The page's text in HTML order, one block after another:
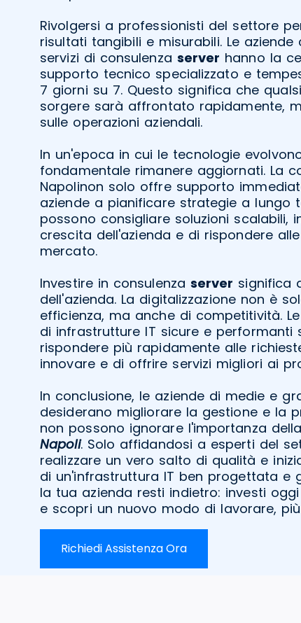
Rivolgersi a professionisti del settore
risultati tangibili e misurabili. Le
servizi di consulenza server hanno la
supporto tecnico specializzato e
7 giorni su 7. Questo significa che
sorgere sarà affrontato rapidamente,
sulle operazioni aziendali.
In un'epoca in cui le tecnologie
fondamentale rimanere aggiornati. La
Napolinon solo offre supporto
aziende a pianificare strategie a lungo
possono consigliare soluzioni scalabili,
crescita dell'azienda e di rispondere
mercato.
Investire in consulenza server significa
dell'azienda. La digitalizzazione non è
efficienza, ma anche di competitività.
di infrastrutture IT sicure e performanti
rispondere più rapidamente alle
innovare e di offrire servizi migliori ai
In conclusione, le aziende di medie e
desiderano migliorare la gestione e la
non possono ignorare l'importanza
Napoli. Solo affidandosi a esperti del
realizzare un vero salto di qualità e
di un'infrastruttura IT ben progettata e
la tua azienda resti indietro: investi
e scopri un nuovo modo di lavorare,
Richiedi Assistenza Ora